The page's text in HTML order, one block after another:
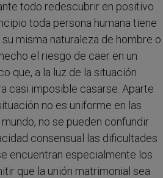
todo redescubrir en positivo
toda persona humana tiene
misma naturaleza de hombre o
el riesgo de caer en un
que, a la luz de la situación
casi imposible casarse. Aparte
no es uniforme en las
no se pueden confundir
consensual las dificultades
encuentran especialmente los
que la unión matrimonial sea